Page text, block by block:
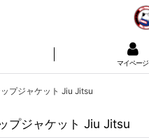
マイページ
プジャケット Jiu Jitsu
プジャケット Jiu Jitsu